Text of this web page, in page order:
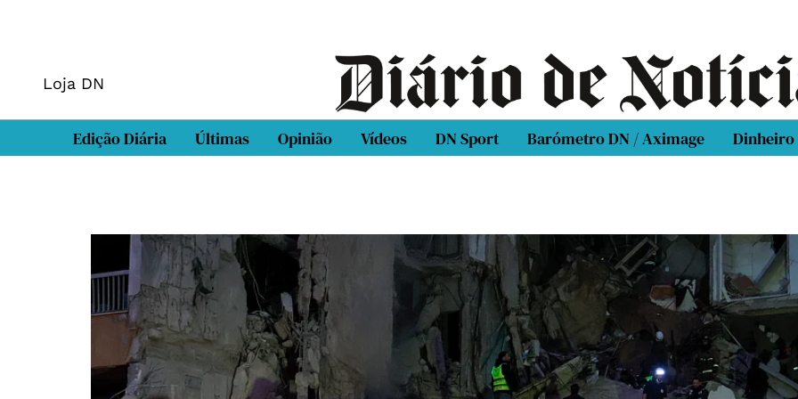
Loja DN
Edição Diária Últimas Opinião Vídeos DN Sport Barómetro DN / Aximage Dinheiro